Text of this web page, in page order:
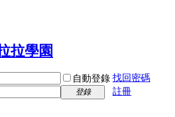
自動登錄 找回密碼
登錄
註冊